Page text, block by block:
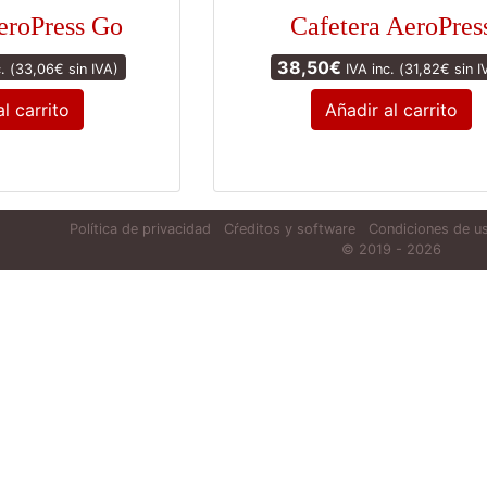
Go
(33,06€ sin IVA)
carrito
Cafetera
38,50€ IVA inc. (31,82€ sin
Añadir al carrito
Política de privacidad Cŕeditos y software
Condiciones de
© 2019 - 2026